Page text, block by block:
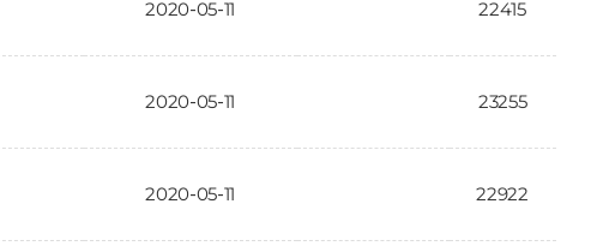
2020-05-11 22415
2020-05-11 23255
2020-05-11 22922